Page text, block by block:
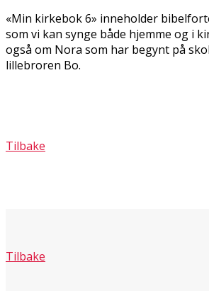
«Min kirkebok 6» inneholder
som vi kan synge både hjemme og i
også om Nora som har begynt på
lillebroren Bo.
Tilbake
Tilbake